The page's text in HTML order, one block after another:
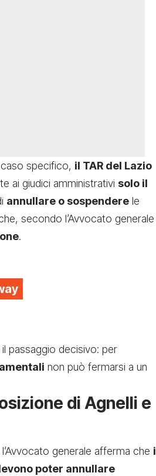
specifico, il TAR del Lazio
ai giudici amministrativi solo il
annullare o sospendere le
secondo l’Avvocato generale
.
passaggio decisivo: per
non può fermarsi a un
di Agnelli e
l’Avvocato generale afferma che i
poter annullare